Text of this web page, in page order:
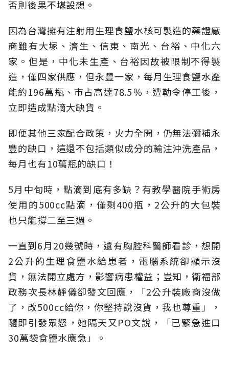
否則後果不堪設想。
因為台灣擁有注射用生理食鹽水核可製造的藥證廠
商雖有大塚、濟生、信東、南光、台裕、中化六
家。但是，中化未生產、台裕因故被限制不得製
造，僅四家供應，但永豐一家，每月生理食鹽水產
能約196萬瓶、市占高達78.5％，遭勒令停工後，
立即造成點滴大缺貨。
即便其他三家配合政策，火力全開，仍無法彌補永
豐的缺口，這還不包括類似成分的輸注沖洗產品，
每月也有10萬瓶的缺口！
5月中旬時，點滴到底有多缺？有教學醫院手術房
使用的500cc點滴，僅剩400瓶，2公升的大包裝
也只能撐二至三週。
一直到6月20幾號時，還有胸腔科醫師看診，想開
2公升的生理食鹽水給患者，電腦系統卻顯示沒
貨，無法開立處方，影響病患權益；豈知，衛福部
政務次長林靜儀卻發文回應，「2公升裝廠商沒做
了，改500cc給你，你堅持說沒貨，我也尊重」，
隨即引發眾怒，她隔天又PO文說，「已緊急進口
30萬袋食鹽水應急」。